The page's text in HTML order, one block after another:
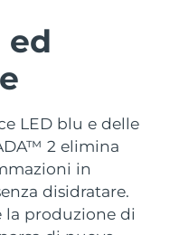
ed
LED blu e delle
2 elimina
in
disidratare.
la produzione di
orale
stimata
stimata
stimata8/16/26
stimata 8/13/26